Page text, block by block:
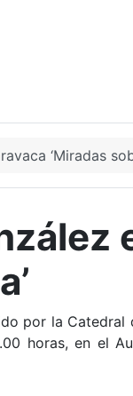
‘Miradas
por la
horas, en el